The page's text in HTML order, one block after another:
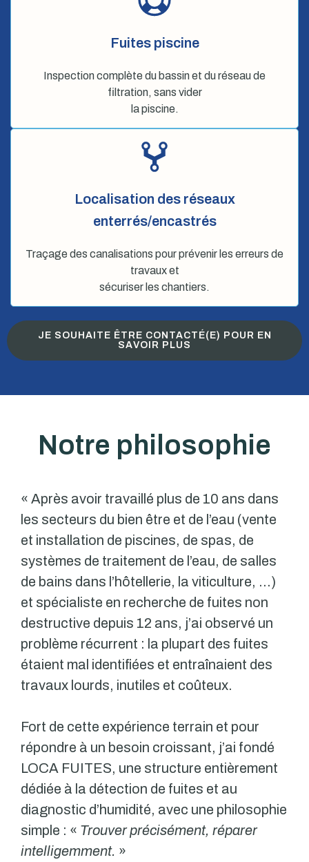
Fuites piscine
Inspection complète du bassin et du réseau de
filtration, sans vider
la piscine.
Localisation des réseaux
enterrés/encastrés
Traçage des canalisations pour prévenir les erreurs de
travaux et
sécuriser les chantiers.
JE SOUHAITE ÊTRE CONTACTÉ(E) POUR EN
SAVOIR PLUS
Notre philosophie
« Après avoir travaillé plus de 10 ans dans
les secteurs du bien être et de l’eau (vente
et installation de piscines, de spas, de
systèmes de traitement de l’eau, de salles
de bains dans l’hôtellerie, la viticulture, …)
et spécialiste en recherche de fuites non
destructive depuis 12 ans, j’ai observé un
problème récurrent : la plupart des fuites
étaient mal identifiées et entraînaient des
travaux lourds, inutiles et coûteux.
Fort de cette expérience terrain et pour
répondre à un besoin croissant, j’ai fondé
LOCA FUITES, une structure entièrement
dédiée à la détection de fuites et au
diagnostic d’humidité, avec une philosophie
simple : « Trouver précisément, réparer
intelligemment. »